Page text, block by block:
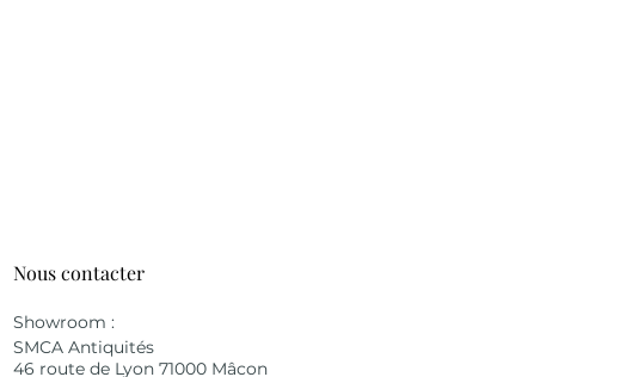
Nous contacter
Showroom :
SMCA Antiquités
46 route de Lyon 71000 Mâcon